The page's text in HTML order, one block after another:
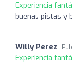
Experiencia
buenas pistas y
Willy Perez
Experiencia